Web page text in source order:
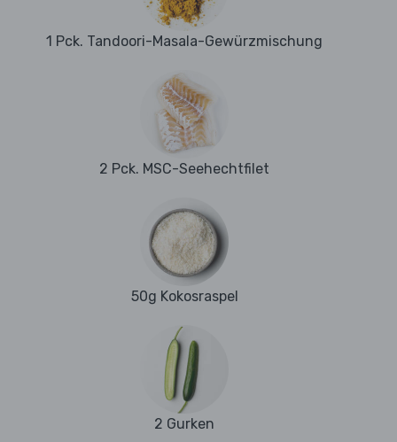
1 Pck. Tandoori-Masala-Gewürzmischung
2 Pck. MSC-Seehechtfilet
50g Kokosraspel
2 Gurken